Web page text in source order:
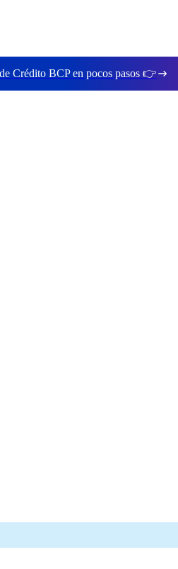
Crédito BCP en pocos pasos 👉